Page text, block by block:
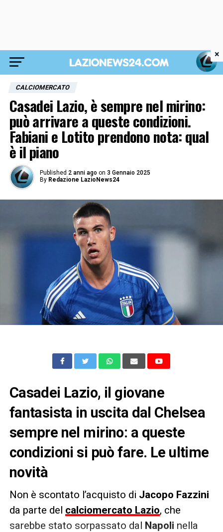
CALCIOMERCATO
Casadei Lazio, è sempre nel mirino:
può arrivare a queste condizioni.
Fabiani e Lotito prendono nota: qual
è il piano
Published 2 anni ago on 3 Gennaio 2025
By Redazione LazioNews24
Casadei Lazio, il giovane
fantasista in uscita dal Chelsea
sempre nel mirino: a queste
condizioni si può fare. Le ultime
novità
Non è scontato l’acquisto di Jacopo Fazzini
da parte del calciomercato Lazio, che
sarebbe stato sorpassato dal Napoli nella
×